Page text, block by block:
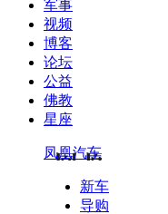
军事
视频
博客
论坛
公益
佛教
星座
凤凰汽车
新车
导购